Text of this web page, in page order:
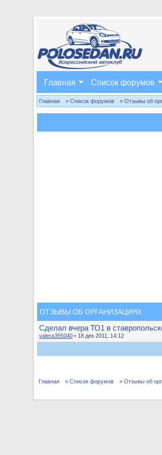
Главная Список форумов
Главная » Список форумов » Отзывы об
ОТЗЫВЫ ОБ ОРГАНИЗАЦИЯХ
Сделал вчера ТО1 в
valera355040 • 18 дек 2011, 14:12
Главная » Список форумов » Отзывы об